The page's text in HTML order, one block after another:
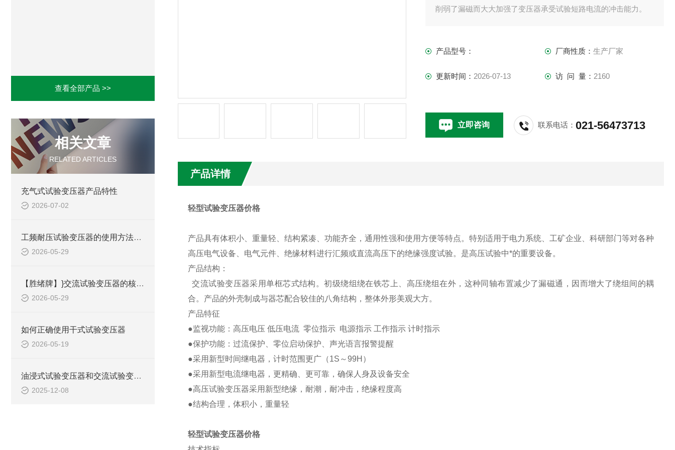
查看全部产品 >>
相关文章
RELATED ARTICLES
充气式试验变压器产品特性
2026-07-02
工频耐压试验变压器的使用方法是什么？
2026-05-29
【胜绪牌】}交流试验变压器的核心结果与分类
2026-05-29
如何正确使用干式试验变压器
2026-05-19
油浸式试验变压器和交流试验变压器的区别
2025-12-08
削弱了漏磁而大大加强了变压器承受试验短路电流的冲击能力。
产品型号： 厂商性质： 生产厂家
更新时间： 2026-07-13 访 问 量： 2160
立即咨询 联系电话：021-56473713
产品详情
轻型试验变压器价格
产品具有体积小、重量轻、结构紧凑、功能齐全，通用性强和使用方便等特点。特别适用于电力系统、工矿企业、科研部门等对各种
高压电气设备、电气元件、绝缘材料进行汇频或直流高压下的绝缘强度试验。是高压试验中*的重要设备。
产品结构：
交流试验变压器采用单框芯式结构。初级绕组绕在铁芯上、高压绕组在外，这种同轴布置减少了漏磁通，因而增大了绕组间的耦
合。产品的外壳制成与器芯配合较佳的八角结构，整体外形美观大方。
产品特征
●监视功能：高压电压 低压电流 零位指示 电源指示 工作指示 计时指示
●保护功能：过流保护、零位启动保护、声光语言报警提醒
●采用新型时间继电器，计时范围更广（1S～99H）
●采用新型电流继电器，更精确、更可靠，确保人身及设备安全
●高压试验变压器采用新型绝缘，耐潮，耐冲击，绝缘程度高
●结构合理，体积小，重量轻
轻型试验变压器价格